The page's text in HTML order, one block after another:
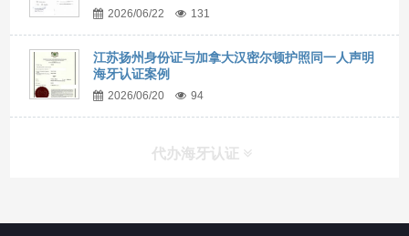
2026/06/22 131
江苏扬州身份证与加拿大汉密尔顿护照同一人声明
海牙认证案例
2026/06/20 94
代办海牙认证